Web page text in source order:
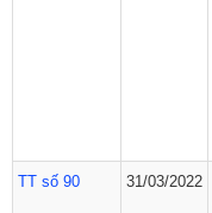
TT số 90 31/03/2022